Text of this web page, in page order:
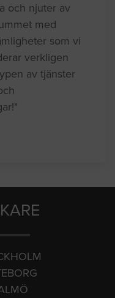
och njuter av
med
som vi
verkligen
av tjänster